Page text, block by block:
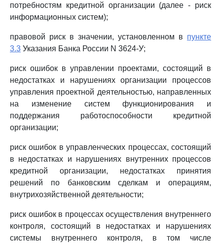
потребностям кредитной организации (далее - риск
информационных систем);
правовой риск в значении, установленном в пункте
3.3 Указания Банка России N 3624-У;
риск ошибок в управлении проектами, состоящий в
недостатках и нарушениях организации процессов
управления проектной деятельностью, направленных
на изменение систем функционирования и
поддержания работоспособности кредитной
организации;
риск ошибок в управленческих процессах, состоящий
в недостатках и нарушениях внутренних процессов
кредитной организации, недостатках принятия
решений по банковским сделкам и операциям,
внутрихозяйственной деятельности;
риск ошибок в процессах осуществления внутреннего
контроля, состоящий в недостатках и нарушениях
системы внутреннего контроля, в том числе